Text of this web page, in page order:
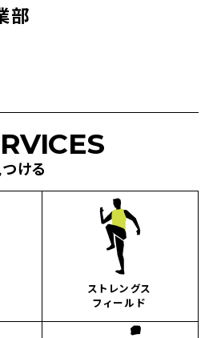
部
ける
ストレングス
フィールド